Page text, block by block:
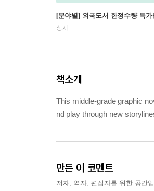
[분야별] 외국도서 한정수량 특가
상시
책소개
This middle-grade graphic
nd play through new
만든 이 코멘트
저자, 역자, 편집자를 위한 공간